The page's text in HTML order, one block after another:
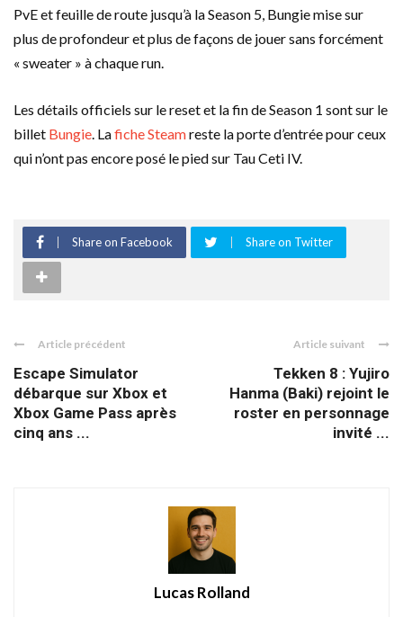
PvE et feuille de route jusqu’à la Season 5, Bungie mise sur
plus de profondeur et plus de façons de jouer sans forcément
« sweater » à chaque run.
Les détails officiels sur le reset et la fin de Season 1 sont sur le
billet Bungie. Lafiche Steamreste la porte d’entrée pour ceux
qui n’ont pas encore posé le pied sur Tau Ceti IV.
Share on Facebook Share on Twitter
Article précédent
Escape Simulator
débarque sur Xbox et
Xbox Game Pass après
cinq ans ...
Article suivant
Tekken 8 : Yujiro
Hanma (Baki) rejoint le
roster en personnage
invité ...
Lucas Rolland